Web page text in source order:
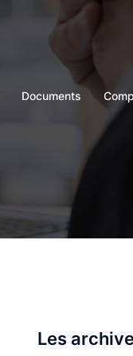
Documents
Les